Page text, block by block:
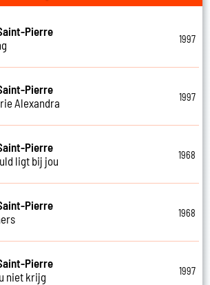
Pierre
1997
Pierre
Alexandra
1997
Pierre
ligt bij jou
1968
Pierre
1968
Pierre
niet krijg
1997